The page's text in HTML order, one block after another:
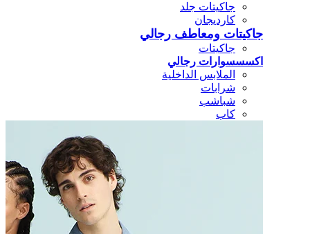
جاكيتات جلد
كارديجان
جاكيتات ومعاطف رجالي
جاكيتات
اكسسسوارات رجالي
الملابس الداخلية
شرابات
شباشب
كاب